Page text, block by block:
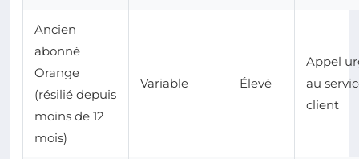
Ancien
abonné
Orange
(résilié depuis
moins de 12
mois)
Variable Élevé
Appel
au
client